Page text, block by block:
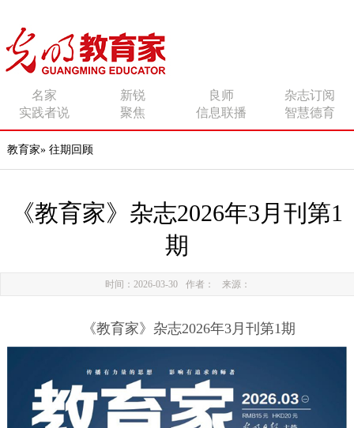
名家 新锐 良师
杂志订阅
实践者说
聚焦 信息联播 智慧德育
教育家» 往期回顾
《教育家》杂志2026年3月刊第1
期
时间：2026-03-30 作者： 来源：
《教育家》杂志2026年3月刊第1期